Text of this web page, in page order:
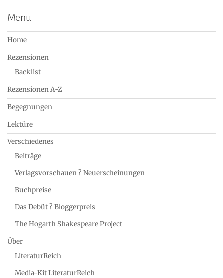
Menü
Home
Rezensionen
Backlist
Rezensionen A-Z
Begegnungen
Lektüre
Verschiedenes
Beiträge
Verlagsvorschauen ? Neuerscheinungen
Buchpreise
Das Debüt ? Bloggerpreis
The Hogarth Shakespeare Project
Über
LiteraturReich
Media-Kit LiteraturReich